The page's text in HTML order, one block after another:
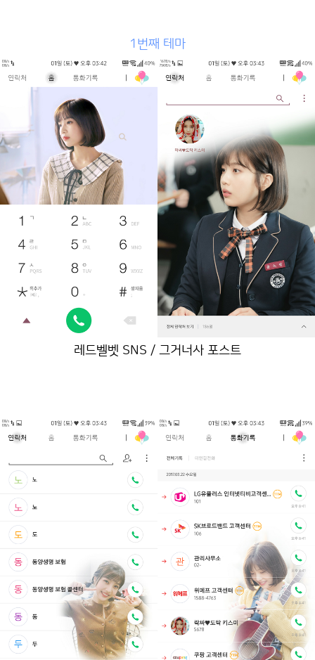
1번째 테마
레드벨벳 SNS / 그거너사 포스트